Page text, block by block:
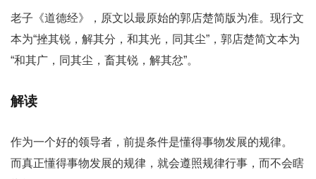
老子《道德经》，原文以最原始的郭店楚简版为准。现行文
本为“挫其锐，解其分，和其光，同其尘”，郭店楚简文本为
“和其广，同其尘，畜其锐，解其忿”。
解读
作为一个好的领导者，前提条件是懂得事物发展的规律。
而真正懂得事物发展的规律，就会遵照规律行事，而不会瞎